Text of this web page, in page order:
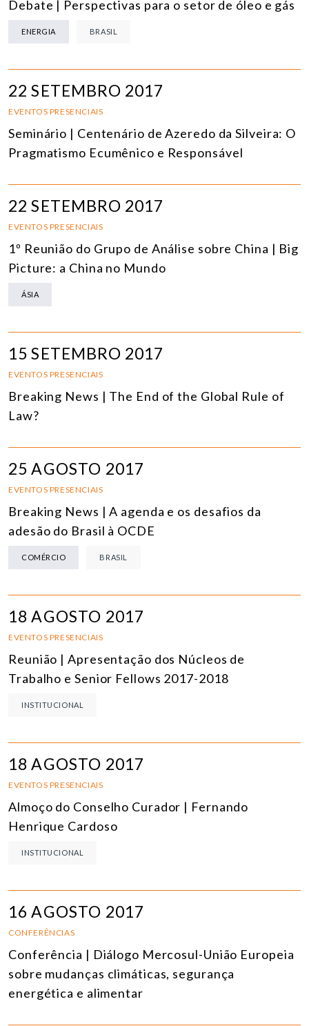
Debate | Perspectivas para o setor de óleo e gás
ENERGIA BRASIL
22 SETEMBRO 2017
EVENTOS PRESENCIAIS
Seminário | Centenário de Azeredo da Silveira: O
Pragmatismo Ecumênico e Responsável
22 SETEMBRO 2017
EVENTOS PRESENCIAIS
1º Reunião do Grupo de Análise sobre China | Big
Picture: a China no Mundo
ÁSIA
15 SETEMBRO 2017
EVENTOS PRESENCIAIS
Breaking News | The End of the Global Rule of
Law?
25 AGOSTO 2017
EVENTOS PRESENCIAIS
Breaking News | A agenda e os desafios da
adesão do Brasil à OCDE
COMÉRCIO BRASIL
18 AGOSTO 2017
EVENTOS PRESENCIAIS
Reunião | Apresentação dos Núcleos de
Trabalho e Senior Fellows 2017-2018
INSTITUCIONAL
18 AGOSTO 2017
EVENTOS PRESENCIAIS
Almoço do Conselho Curador | Fernando
Henrique Cardoso
INSTITUCIONAL
16 AGOSTO 2017
CONFERÊNCIAS
Conferência | Diálogo Mercosul-União Europeia
sobre mudanças climáticas, segurança
energética e alimentar